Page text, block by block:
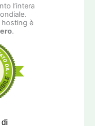
l’intera
hosting è
.
di